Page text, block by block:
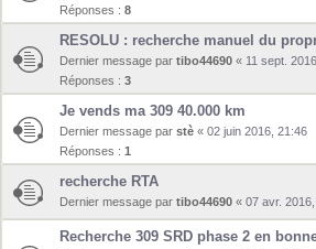
Réponses : 8
RESOLU : recherche manuel du
Dernier message par tibo44690 « 11 sept.
Réponses : 3
Je vends ma 309 40.000 km
Dernier message par stè « 02 juin 2016, 21:46
Réponses : 1
recherche RTA
Dernier message par tibo44690 « 07 avr.
Recherche 309 SRD phase 2 en